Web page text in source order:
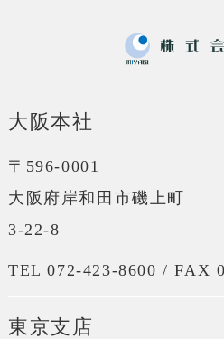
大阪本社
〒596-0001
大阪府岸和田市磯上町
3-22-8
TEL 072-423-8600 / FAX
東京支店